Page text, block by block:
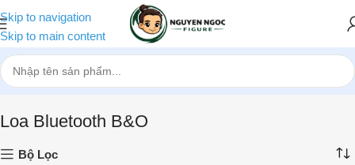
Skip to navigation
Skip to main content
Trang chủ»Loa Bluetooth, Loa Di Động»Loa Bluetooth B&O
Loa Bluetooth B&O
Bộ Lọc